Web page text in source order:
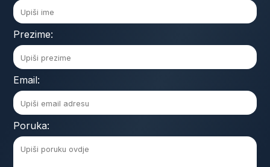
Prezime:
Email:
Poruka: